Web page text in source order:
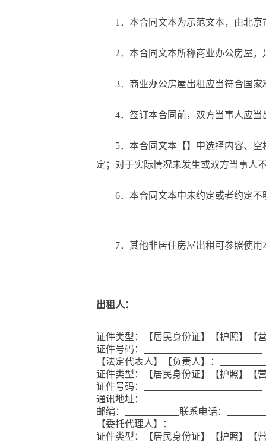
1．本合同文本为示范文本，由北
2．本合同文本所称商业办公房屋
3．商业办公房屋出租应当符合国
4．签订本合同前，双方当事人应
5．本合同文本【】中选择内容、
定；对于实际情况未发生或双方当事人
6．本合同文本中未约定或者约定
7．其他非居住房屋出租可参照使
出租人：
证件类型：【居民身份证】【护照】【
证件号码：
【法定代表人】【负责人】：
证件类型：【居民身份证】【护照】【
证件号码：
通讯地址：
邮编：
联系电话：
【委托代理人】：
证件类型：【居民身份证】【护照】【